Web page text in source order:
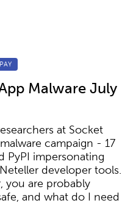
Malware July
at Socket
campaign - 17
PyPI impersonating
developer tools.
you are probably
and what do I need